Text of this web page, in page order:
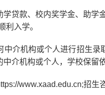
款、校内奖学金、助学
利入学。
机构或个人进行招生录
中介机构或个人，学校保留
www.xaad.edu.cn;招生